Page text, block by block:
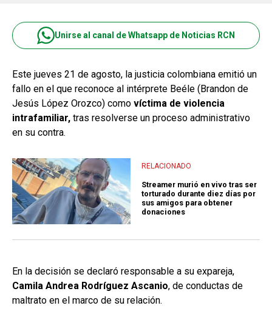
Unirse al canal de Whatsapp de Noticias RCN
Este jueves 21 de agosto, la justicia colombiana emitió un
fallo en el que reconoce al intérprete Beéle (Brandon de
Jesús López Orozco) como víctima de violencia
intrafamiliar, tras resolverse un proceso administrativo
en su contra.
RELACIONADO
Streamer murió en vivo tras ser
torturado durante diez días por
sus amigos para obtener
donaciones
En la decisión se declaró responsable a su expareja,
Camila Andrea Rodríguez Ascanio, de conductas de
maltrato en el marco de su relación.